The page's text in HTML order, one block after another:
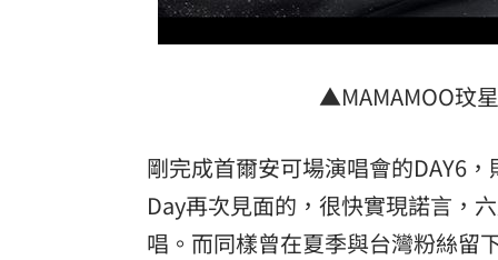
▲MAMAMOO玟
剛完成首爾安可場演唱會的DAY6
Day再次見面的，很快實現諾言，
唱。而同樣曾在夏季與台灣粉絲留